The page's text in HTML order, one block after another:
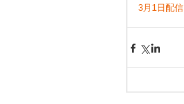
3月1日配信